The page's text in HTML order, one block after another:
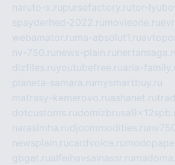
naruto-x.rupursefactory.rutor-
spayderhed-2022.ru movieone.ru
webamator.ru ma-absolut1.ru
nv-750.ru news-plain.ru
dizfiles.ruyoutubefree.ruaria-
planeta-samara.ru mysmartbuy.ru
matrasy-kemerovo.ruashanet.ru
dotcustoms.ru
narasimha.rudjcommodities.ru
newsplain.rucardvoice.ru
gbget.rualfeihavsalnassr.ru